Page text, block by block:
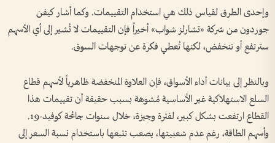
وإحدى الطرق لقياس ذلك هي استخدام التقييمات. وكما أشار كيفن
جوردون من شركة «تشارلز شواب» أخيراً فإن التقييمات لا تُشير إلى أي الأسهم
سترتفع أو تنخفض، لكنها تُعطي فكرة عن توجهات السوق.
وبالنظر إلى بيانات أداء الأسواق، فإن العلاوة المنخفضة ظاهرياً لأسهم قطاع
السلع الاستهلاكية غير الأساسية مُشوهة بسبب حقيقة أن تقييمات هذا
القطاع ارتفعت بشكل كبير، لفترة وجيزة، خلال سنوات جائحة كوفيد-19.
وأسهم الطاقة، رغم عدم شعبيتها، يصعب تتبعها باستخدام نسبة السعر إلى